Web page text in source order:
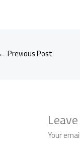
← Previous Post
Your